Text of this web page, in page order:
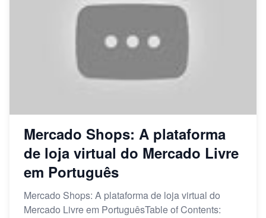
Mercado Shops: A plataforma
de loja virtual do Mercado Livre
em Português
Mercado Shops: A plataforma de loja virtual do
Mercado Livre em PortuguêsTable of Contents: